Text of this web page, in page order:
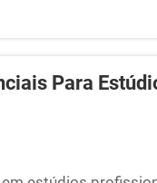
Para